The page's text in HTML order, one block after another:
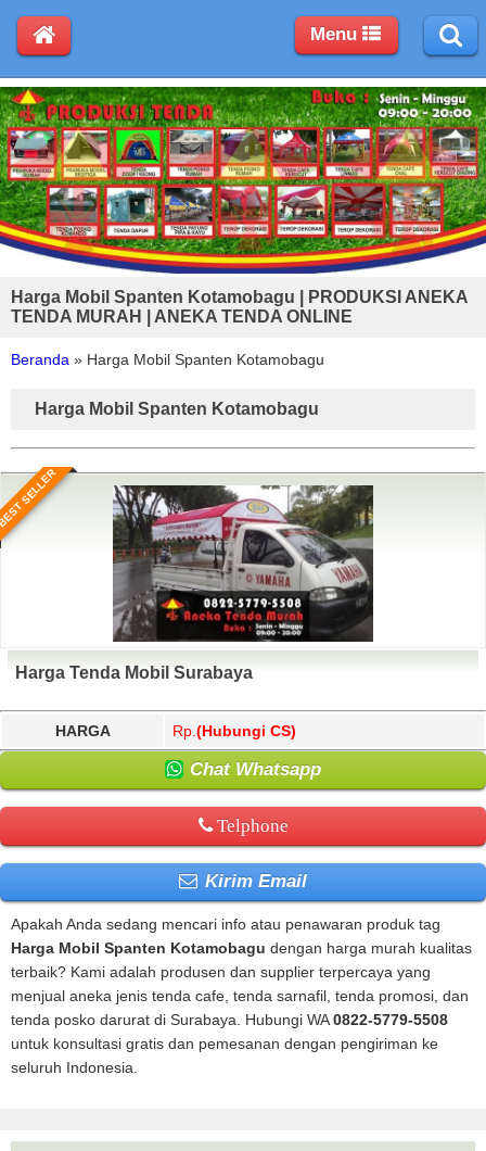
Harga Mobil Spanten Kotamobagu | PRODUKSI ANEKA
TENDA MURAH | ANEKA TENDA ONLINE
Beranda » Harga Mobil Spanten Kotamobagu
Harga Mobil Spanten Kotamobagu
SELLER
Harga Tenda Mobil Surabaya
HARGA Rp. (Hubungi CS)
Chat Whatsapp
Telphone
Kirim Email
Apakah Anda sedang mencari info atau penawaran produk tag
Harga Mobil Spanten Kotamobagu dengan harga murah kualitas
terbaik? Kami adalah produsen dan supplier terpercaya yang
menjual aneka jenis tenda cafe, tenda sarnafil, tenda promosi, dan
tenda posko darurat di Surabaya. Hubungi WA0822-5779-5508
untuk konsultasi gratis dan pemesanan dengan pengiriman ke
seluruh Indonesia.
Menu